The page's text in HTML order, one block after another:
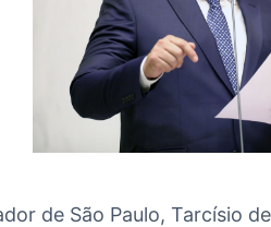
de São Paulo, Tarcísio